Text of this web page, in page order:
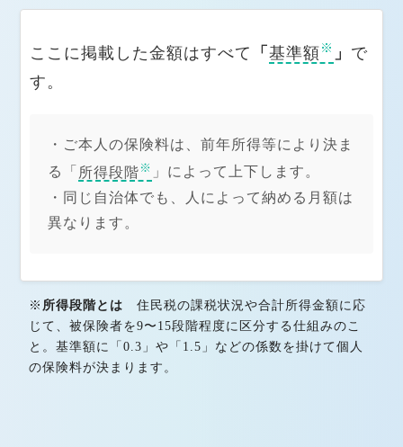
ここに掲載した金額はすべて 「 基準額※ 」 で
す。
・ご本人の保険料は、前年所得等により決ま
る「 所得段階 ※
」によって上下します。
・同じ自治体でも、人によって納める月額は
異なります。
※ 所得段階とは 住民税の課税状況や合計所得金額に応
じて、被保険者を9〜15段階程度に区分する仕組みのこ
と。基準額に「0.3」や「1.5」などの係数を掛けて個人
の保険料が決まります。